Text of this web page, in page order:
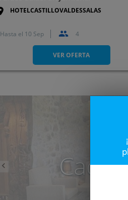
HOTELCASTILLOVALDESSALAS
Plaza de La Campa 1, 33860.
Salas. Asturias
Hasta el 10 Sep 4
VER OFERTA